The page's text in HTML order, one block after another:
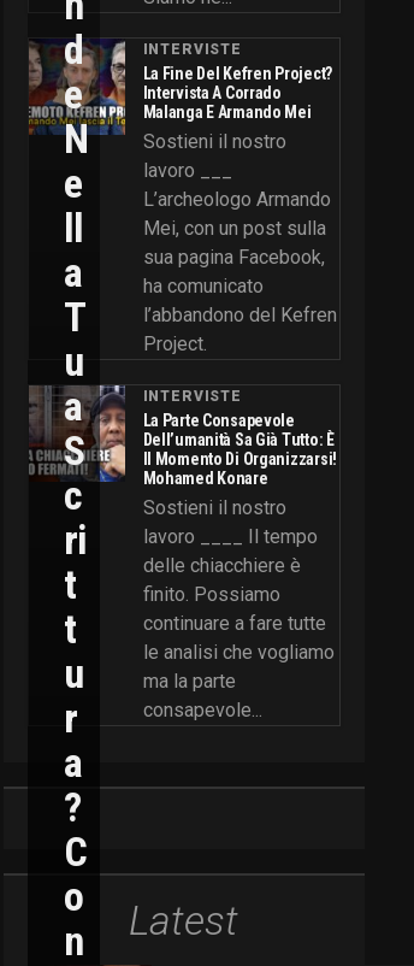
INTERVISTE
La Fine Del Kefren Project?
Intervista A Corrado
Malanga E Armando Mei
Sostieni il nostro
lavoro ___
L’archeologo Armando
Mei, con un post sulla
sua pagina Facebook,
ha comunicato
l’abbandono del Kefren
Project.
INTERVISTE
La Parte Consapevole
Dell’umanità Sa Già Tutto: È
Il Momento Di Organizzarsi!
Mohamed Konare
Sostieni il nostro
lavoro ____ Il tempo
delle chiacchiere è
finito. Possiamo
continuare a fare tutte
le analisi che vogliamo
ma la parte
consapevole...
Latest
D
E
N
E
Ll
A
T
U
A
S
C
Ri
T
T
U
R
A
?
C
O
N